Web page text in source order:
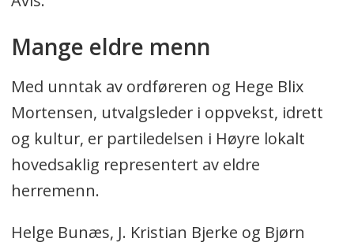
Mange eldre menn
Med unntak av ordføreren og Hege Blix
Mortensen, utvalgsleder i oppvekst, idrett
og kultur, er partiledelsen i Høyre lokalt
hovedsaklig representert av eldre
herremenn.
Helge Bunæs, J. Kristian Bjerke og Bjørn